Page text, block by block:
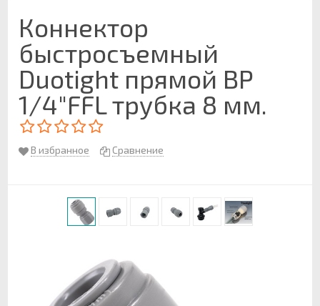
Коннектор
быстросъемный
Duotight прямой ВР
1/4"FFL трубка 8 мм.
В избранное Сравнение